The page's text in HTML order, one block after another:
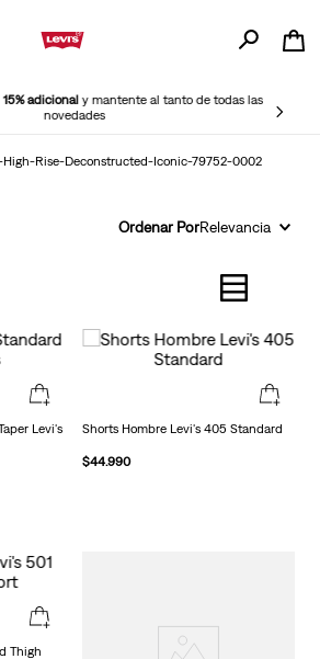
15% adicionaly mantente al tanto de todas las
novedades
Rise-Deconstructed-Iconic-79752-0002
Ordenar PorRelevancia
Levi's Shorts Hombre Levi's 405 Standard
$44.990
Thigh